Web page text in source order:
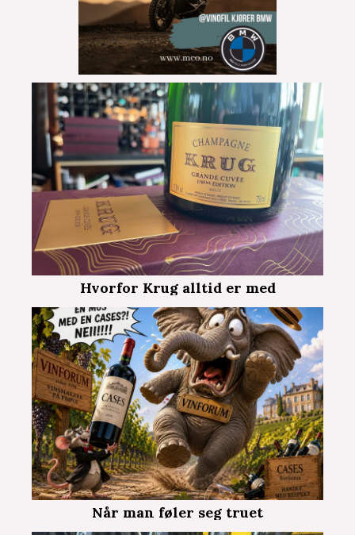
Hvorfor Krug alltid er med
Når man føler seg truet